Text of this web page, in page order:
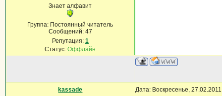
Знает алфавит
Группа: Постоянный читатель
Сообщений: 47
Репутация: 1
Статус:Оффлайн
kassade Дата: Воскресенье,